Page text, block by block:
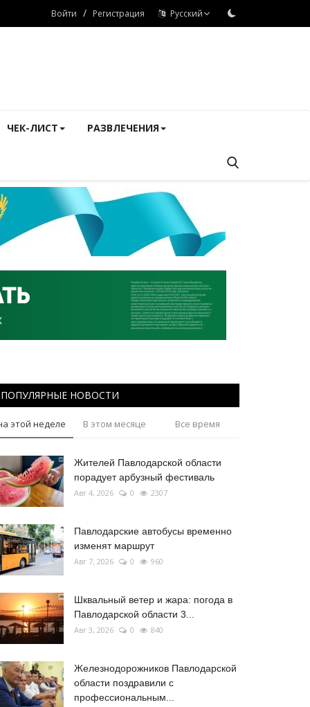
Войти / Регистрация Русский
ЧЕК-ЛИСТ РАЗВЛЕЧЕНИЯ
ПОПУЛЯРНЫЕ НОВОСТИ
этой неделе В этом месяце Все время
Жителей Павлодарской области
порадует арбузный фестиваль
Авг 4, 2026 0 2307
Павлодарские автобусы временно
изменят маршрут
Авг 7, 2026 0 960
Шквальный ветер и жара: погода в
Павлодарской области 3...
Авг 3, 2026 0 840
Железнодорожников Павлодарской
области поздравили с
профессиональным...